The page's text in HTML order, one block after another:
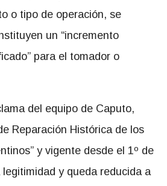
o tipo de operación, se
un “incremento
para el tomador o
del equipo de Caputo,
Reparación Histórica de los
y vigente desde el 1º de
y queda reducida a